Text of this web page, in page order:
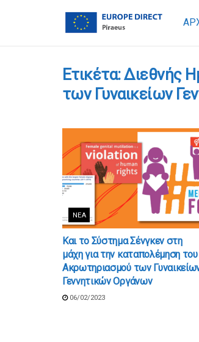
Ετικέτα:Διεθνής
των Γυναικείων
ΝΈΑ
Και το Σύστημα Σένγκεν στη
μάχη για την καταπολέμηση του
Ακρωτηριασμού των
Γεννητικών Οργάνων
06/02/2023